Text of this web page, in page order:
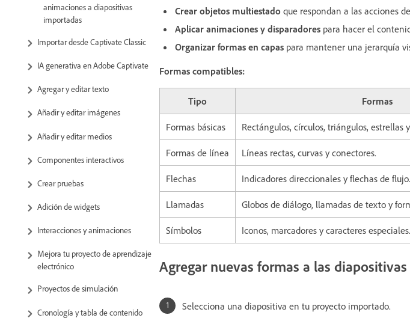
animaciones a diapositivas
importadas
Importar desde Captivate Classic
IA generativa en Adobe Captivate
Agregar y editar texto
Añadir y editar imágenes
Añadir y editar medios
Componentes interactivos
Crear pruebas
Adición de widgets
Interacciones y animaciones
Mejora tu proyecto de aprendizaje
electrónico
Proyectos de simulación
Cronología y tabla de contenido
Crear objetos multiestado que respondan a las acciones
Aplicar animaciones y disparadores para hacer el
Organizar formas en capas para mantener una jerarquía
Formas compatibles:
Tipo Formas
Formas básicas Rectángulos, círculos, triángulos, estrellas
Formas de línea Líneas rectas, curvas y conectores.
Flechas Indicadores direccionales y flechas de flujo.
Llamadas Globos de diálogo, llamadas de texto y
Símbolos Iconos, marcadores y caracteres especiales.
Agregar nuevas formas a las
Selecciona una diapositiva en tu proyecto importado.